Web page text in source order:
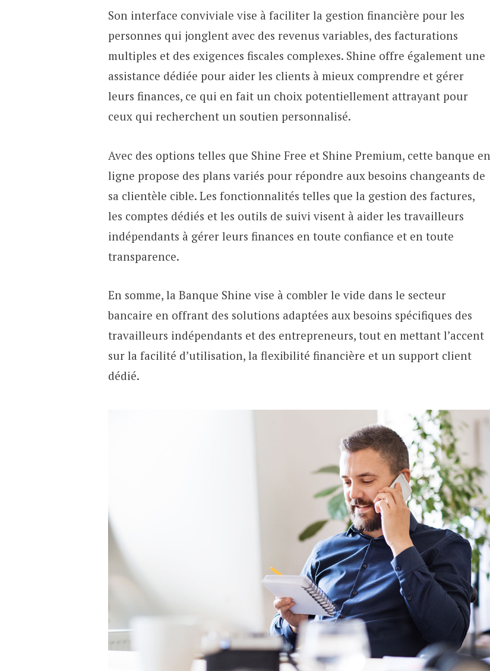
Son interface conviviale vise à faciliter la gestion financière pour les
personnes qui jonglent avec des revenus variables, des facturations
multiples et des exigences fiscales complexes. Shine offre également une
assistance dédiée pour aider les clients à mieux comprendre et gérer
leurs finances, ce qui en fait un choix potentiellement attrayant pour
ceux qui recherchent un soutien personnalisé.
Avec des options telles que Shine Free et Shine Premium, cette banque en
ligne propose des plans variés pour répondre aux besoins changeants de
sa clientèle cible. Les fonctionnalités telles que la gestion des factures,
les comptes dédiés et les outils de suivi visent à aider les travailleurs
indépendants à gérer leurs finances en toute confiance et en toute
transparence.
En somme, la Banque Shine vise à combler le vide dans le secteur
bancaire en offrant des solutions adaptées aux besoins spécifiques des
travailleurs indépendants et des entrepreneurs, tout en mettant l’accent
sur la facilité d’utilisation, la flexibilité financière et un support client
dédié.